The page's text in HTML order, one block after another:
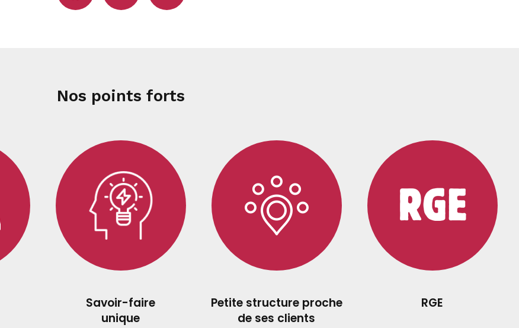
Nos points forts
Savoir-faire
unique
Petite structure proche
de ses clients
RGE